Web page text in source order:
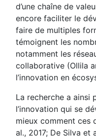
d’une chaîne de
encore faciliter le
faire de multiples
témoignent les
notamment les
collaborative (Ollila
l’innovation en
La recherche a ainsi
l’innovation qui se
mieux comment ces
al., 2017; De Silva et